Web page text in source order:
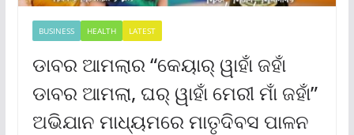
BUSINESS HEALTH LATEST
ଡାବର ଆମଲାର “କେୟାର୍ ୱାହାଁ ଜହାଁ
ଡାବର ଆମଲା, ଘର୍ ୱାହାଁ ମେରୀ ମାଁ ଜହାଁ”
ଅଭିଯାନ ମାଧ୍ୟମରେ ମାତୃଦିବସ ପାଳନ